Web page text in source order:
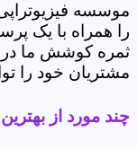
موسسه
را همراه با یک
ثمره کوشش ما در
مشتریان خود را
چند مورد از